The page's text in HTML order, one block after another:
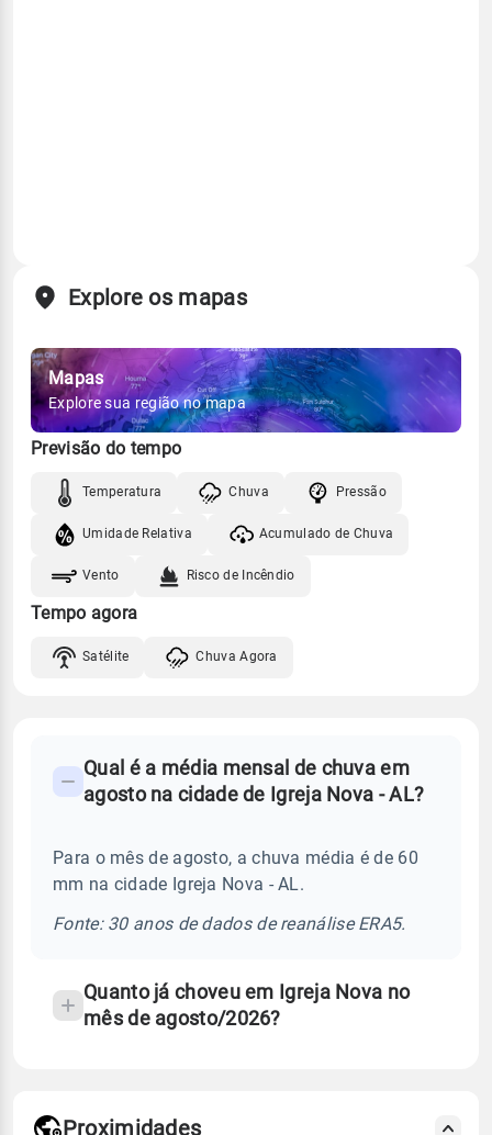
Explore os mapas
Mapas
Explore sua região no mapa
Previsão do tempo
Temperatura Chuva Pressão
Umidade Relativa Acumulado de Chuva
Vento Risco de Incêndio
Tempo agora
Satélite Chuva Agora
Perguntas
sobre
chuva
Qual é a média mensal de chuva em
agosto na cidade de Igreja Nova - AL?
Para o mês de agosto, a chuva média é de 60
mm na cidade Igreja Nova - AL.
Fonte: 30 anos de dados de reanálise ERA5.
Quanto já choveu em Igreja Nova no
mês de agosto/2026?
Proximidades